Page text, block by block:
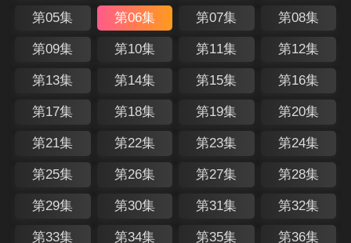
第05集 第06集 第07集 第08集
第09集 第10集 第11集 第12集
第13集 第14集 第15集 第16集
第17集 第18集 第19集 第20集
第21集 第22集 第23集 第24集
第25集 第26集 第27集 第28集
第29集 第30集 第31集 第32集
第33集 第34集 第35集 第36集